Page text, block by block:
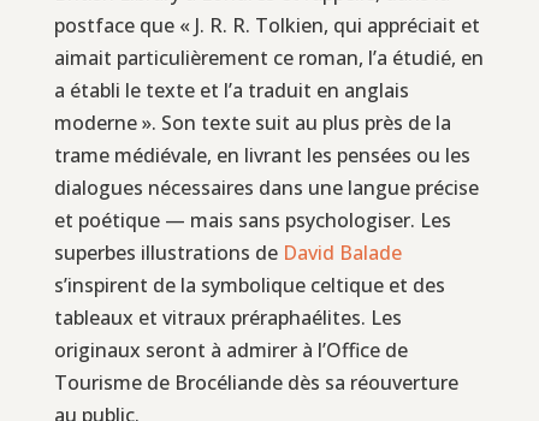
postface que « J. R. R. Tolkien, qui appréciait et
aimait particulièrement ce roman, l’a étudié, en
a établi le texte et l’a traduit en anglais
moderne ». Son texte suit au plus près de la
trame médiévale, en livrant les pensées ou les
dialogues nécessaires dans une langue précise
et poétique — mais sans psychologiser. Les
superbes illustrations de David Balade
s’inspirent de la symbolique celtique et des
tableaux et vitraux préraphaélites. Les
originaux seront à admirer à l’Office de
Tourisme de Brocéliande dès sa réouverture
au public.